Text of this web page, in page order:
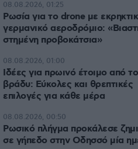
Ρωσία για το drone με
γερμανικό αεροδρόμιο:
στημένη προβοκάτσια»
08.08.2026, 01:25
Ιδέες για πρωινό έτοιμο από το
βράδυ: Εύκολες και θρεπτικές
επιλογές για κάθε μέρα
08.08.2026, 01:00
Ρωσικό πλήγμα προκάλεσε
σε γήπεδο στην Οδησσό μία
08.08.2026, 00:50